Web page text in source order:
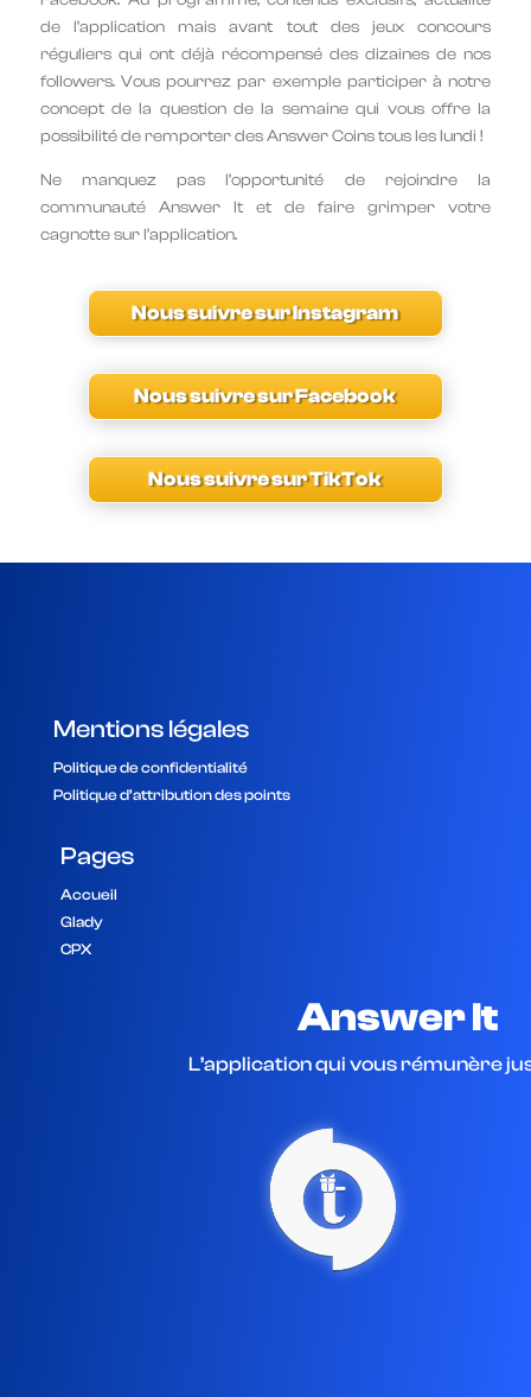
de l’application mais avant tout des jeux concours
réguliers qui ont déjà récompensé des dizaines de nos
followers. Vous pourrez par exemple participer à notre
concept de la question de la semaine qui vous offre la
possibilité de remporter des Answer Coins tous les lundi !
Ne manquez pas l’opportunité de rejoindre la
communauté Answer It et de faire grimper votre
cagnotte sur l’application.
Nous suivre sur Instagram
Nous suivre sur Facebook
Nous suivre sur TikTok
Mentions légales
Politique de confidentialité
Politique d’attribution des points
Pages
Accueil
Glady
CPX
Answer It
L’application qui vous rémunère